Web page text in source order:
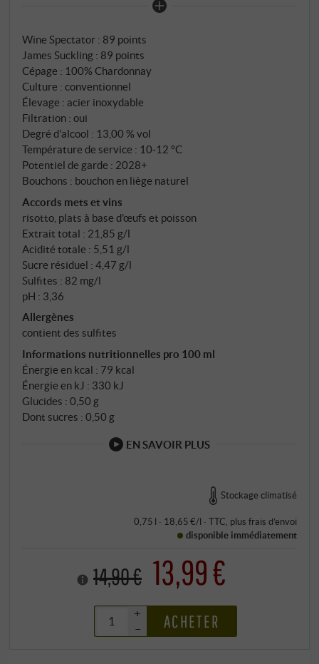
et structure. Dans le verre, un jaune doré clair avec
pomme jaune, un peu de noisette grillée et un
soupçon de vanille. La bouche est harmonieuse, avec
une texture crémeuse, une fine acidité et une
minéralité subtile. Un chardonnay équilibré et
charmant avec une expression claire de l'origine et
une profondeur stylée. SUPERIORE.DE
Wine Spectator : 89 points
James Suckling : 89 points
Cépage : 100% Chardonnay
Culture : conventionnel
Élevage : acier inoxydable
Filtration : oui
Degré d'alcool : 13,00 % vol
Température de service : 10‑12 °C
Potentiel de garde : 2028+
Bouchons : bouchon en liège naturel
Accords mets et vins
risotto, plats à base d'œufs et poisson
Extrait total : 21,85 g/l
Acidité totale : 5,51 g/l
Sucre résiduel : 4,47 g/l
Sulfites : 82 mg/l
pH : 3,36
Allergènes
contient des sulfites
Informations nutritionnelles pro 100 ml
Énergie en kcal : 79 kcal
Énergie en kJ : 330 kJ
Glucides : 0,50 g
Dont sucres : 0,50 g
EN SAVOIR PLUS
Stockage climatisé
0,75 l · 18,65 €/l · TTC , plus frais d’envoi
disponible immédiatement
14,90 € 13,99 €
+
–
ACHETER